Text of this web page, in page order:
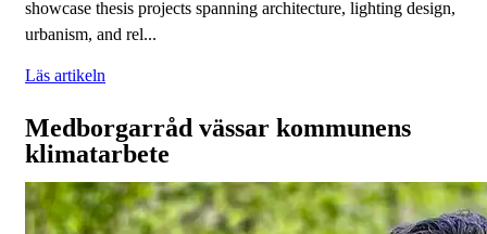
showcase thesis projects spanning architecture, lighting design,
urbanism, and rel...
Läs artikeln
Medborgarråd vässar kommunens
klimatarbete